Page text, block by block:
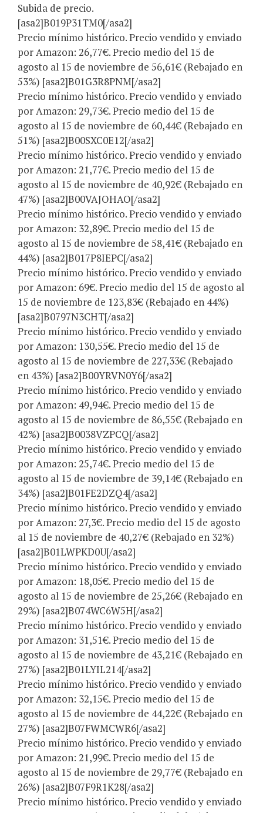
Subida de precio.
[asa2]B019P31TM0[/asa2]
Precio mínimo histórico. Precio vendido y enviado
por Amazon: 26,77€. Precio medio del 15 de
agosto al 15 de noviembre de 56,61€ (Rebajado en
53%) [asa2]B01G3R8PNM[/asa2]
Precio mínimo histórico. Precio vendido y enviado
por Amazon: 29,73€. Precio medio del 15 de
agosto al 15 de noviembre de 60,44€ (Rebajado en
51%) [asa2]B00SXC0E12[/asa2]
Precio mínimo histórico. Precio vendido y enviado
por Amazon: 21,77€. Precio medio del 15 de
agosto al 15 de noviembre de 40,92€ (Rebajado en
47%) [asa2]B00VAJOHAO[/asa2]
Precio mínimo histórico. Precio vendido y enviado
por Amazon: 32,89€. Precio medio del 15 de
agosto al 15 de noviembre de 58,41€ (Rebajado en
44%) [asa2]B017P8IEPC[/asa2]
Precio mínimo histórico. Precio vendido y enviado
por Amazon: 69€. Precio medio del 15 de agosto al
15 de noviembre de 123,83€ (Rebajado en 44%)
[asa2]B0797N3CHT[/asa2]
Precio mínimo histórico. Precio vendido y enviado
por Amazon: 130,55€. Precio medio del 15 de
agosto al 15 de noviembre de 227,33€ (Rebajado
en 43%) [asa2]B00YRVN0Y6[/asa2]
Precio mínimo histórico. Precio vendido y enviado
por Amazon: 49,94€. Precio medio del 15 de
agosto al 15 de noviembre de 86,55€ (Rebajado en
42%) [asa2]B0038VZPCQ[/asa2]
Precio mínimo histórico. Precio vendido y enviado
por Amazon: 25,74€. Precio medio del 15 de
agosto al 15 de noviembre de 39,14€ (Rebajado en
34%) [asa2]B01FE2DZQ4[/asa2]
Precio mínimo histórico. Precio vendido y enviado
por Amazon: 27,3€. Precio medio del 15 de agosto
al 15 de noviembre de 40,27€ (Rebajado en 32%)
[asa2]B01LWPKD0U[/asa2]
Precio mínimo histórico. Precio vendido y enviado
por Amazon: 18,05€. Precio medio del 15 de
agosto al 15 de noviembre de 25,26€ (Rebajado en
29%) [asa2]B074WC6W5H[/asa2]
Precio mínimo histórico. Precio vendido y enviado
por Amazon: 31,51€. Precio medio del 15 de
agosto al 15 de noviembre de 43,21€ (Rebajado en
27%) [asa2]B01LYIL214[/asa2]
Precio mínimo histórico. Precio vendido y enviado
por Amazon: 32,15€. Precio medio del 15 de
agosto al 15 de noviembre de 44,22€ (Rebajado en
27%) [asa2]B07FWMCWR6[/asa2]
Precio mínimo histórico. Precio vendido y enviado
por Amazon: 21,99€. Precio medio del 15 de
agosto al 15 de noviembre de 29,77€ (Rebajado en
26%) [asa2]B07F9R1K28[/asa2]
Precio mínimo histórico. Precio vendido y enviado